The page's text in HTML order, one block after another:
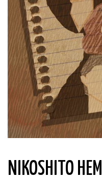
NIKOSHITO HEM